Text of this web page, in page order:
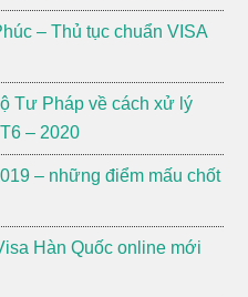
– Thủ tục chuẩn VISA
Tư Pháp về cách xử lý
– 2020
– những điểm mấu chốt
Hàn Quốc online mới